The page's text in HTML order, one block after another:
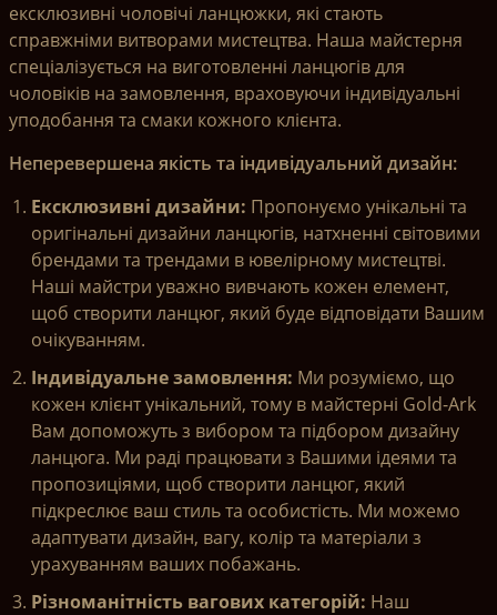
ексклюзивні чоловічі ланцюжки, які стають
справжніми витворами мистецтва. Наша майстерня
спеціалізується на виготовленні ланцюгів для
чоловіків на замовлення, враховуючи індивідуальні
уподобання та смаки кожного клієнта.
Неперевершена якість та індивідуальний дизайн:
Ексклюзивні дизайни: Пропонуємо унікальні та
оригінальні дизайни ланцюгів, натхненні світовими
брендами та трендами в ювелірному мистецтві.
Наші майстри уважно вивчають кожен елемент,
щоб створити ланцюг, який буде відповідати Вашим
очікуванням.
Індивідуальне замовлення: Ми розуміємо, що
кожен клієнт унікальний, тому в майстерні Gold-Ark
Вам допоможуть з вибором та підбором дизайну
ланцюга. Ми раді працювати з Вашими ідеями та
пропозиціями, щоб створити ланцюг, який
підкреслює ваш стиль та особистість. Ми можемо
адаптувати дизайн, вагу, колір та матеріали з
урахуванням ваших побажань.
Різноманітність вагових категорій: Наш